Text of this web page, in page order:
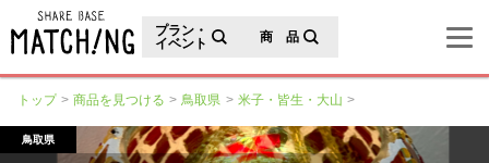
プラン・
イベント
商 品
トップ 商品を見つける 鳥取県 米子・皆生・大山
鳥取県